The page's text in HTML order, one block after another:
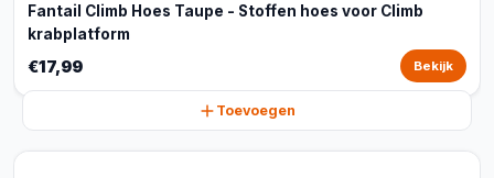
Fantail Climb Hoes Taupe - Stoffen hoes voor Climb
krabplatform
€17,99 Bekijk
Toevoegen